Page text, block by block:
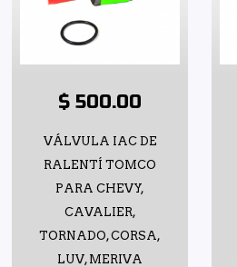
$ 500.00
VÁLVULA IAC DE
RALENTÍ TOMCO
PARA CHEVY,
CAVALIER,
TORNADO, CORSA,
LUV, MERIVA